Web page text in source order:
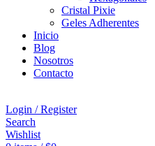
Cristal Pixie
Geles Adherentes
Inicio
Blog
Nosotros
Contacto
Login / Register
Search
Wishlist